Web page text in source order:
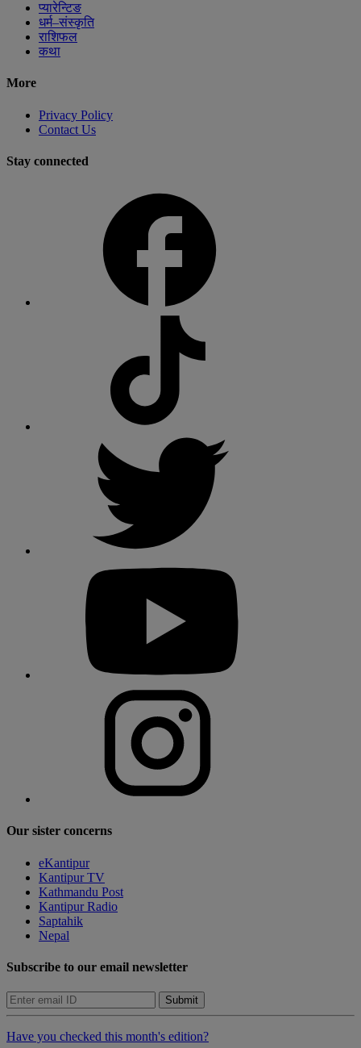
प्यारेन्टिङ
धर्म–संस्कृति
राशिफल
कथा
More
Privacy Policy
Contact Us
Stay connected
Our sister concerns
eKantipur
Kantipur TV
Kathmandu Post
Kantipur Radio
Saptahik
Nepal
Subscribe to our email newsletter
Submit
Have you checked this month's edition?